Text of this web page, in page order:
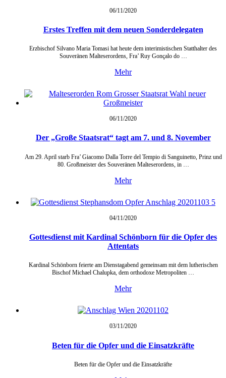
06/11/2020
Erstes Treffen mit dem neuen Sonderdelegaten
Erzbischof Silvano Maria Tomasi hat heute dem interimistischen Statthalter des
Souveränen Malteserordens, Fra’ Ruy Gonçalo do …
Mehr
06/11/2020
Der „Große Staatsrat“ tagt am 7. und 8. November
Am 29. April starb Fra’ Giacomo Dalla Torre del Tempio di Sanguinetto, Prinz und
80. Großmeister des Souveränen Malteserordens, in …
Mehr
04/11/2020
Gottesdienst mit Kardinal Schönborn für die Opfer des
Attentats
Kardinal Schönborn feierte am Dienstagabend gemeinsam mit dem lutherischen
Bischof Michael Chalupka, dem orthodoxe Metropoliten …
Mehr
03/11/2020
Beten für die Opfer und die Einsatzkräfte
Beten für die Opfer und die Einsatzkräfte